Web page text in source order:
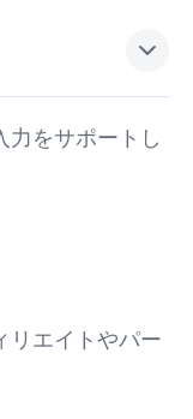
をサポートし
リエイトやパー